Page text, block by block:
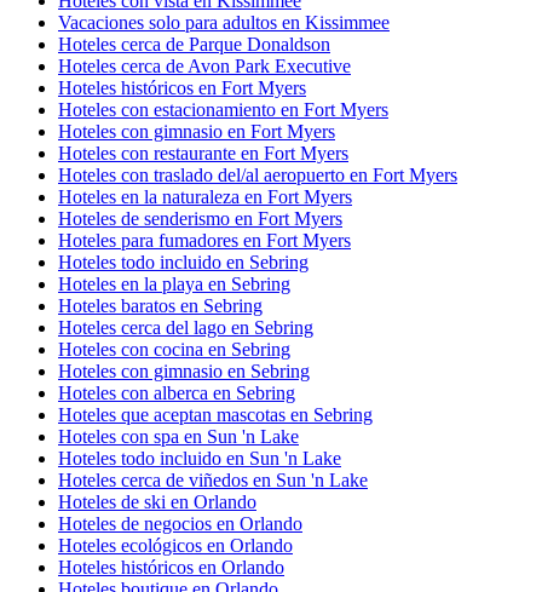
Vacaciones solo para adultos en Kissimmee
Hoteles cerca de Parque Donaldson
Hoteles cerca de Avon Park Executive
Hoteles históricos en Fort Myers
Hoteles con estacionamiento en Fort Myers
Hoteles con gimnasio en Fort Myers
Hoteles con restaurante en Fort Myers
Hoteles con traslado del/al aeropuerto en Fort Myers
Hoteles en la naturaleza en Fort Myers
Hoteles de senderismo en Fort Myers
Hoteles para fumadores en Fort Myers
Hoteles todo incluido en Sebring
Hoteles en la playa en Sebring
Hoteles baratos en Sebring
Hoteles cerca del lago en Sebring
Hoteles con cocina en Sebring
Hoteles con gimnasio en Sebring
Hoteles con alberca en Sebring
Hoteles que aceptan mascotas en Sebring
Hoteles con spa en Sun 'n Lake
Hoteles todo incluido en Sun 'n Lake
Hoteles cerca de viñedos en Sun 'n Lake
Hoteles de ski en Orlando
Hoteles de negocios en Orlando
Hoteles ecológicos en Orlando
Hoteles históricos en Orlando